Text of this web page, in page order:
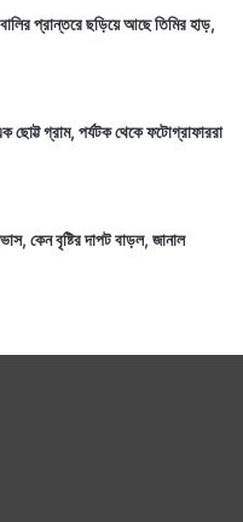
প্রান্তরে ছড়িয়ে আছে তিমির হাড়,
ছোট্ট গ্রাম, পর্যটক থেকে ফটোগ্রাফাররা
কেন বৃষ্টির দাপট বাড়ল, জানাল